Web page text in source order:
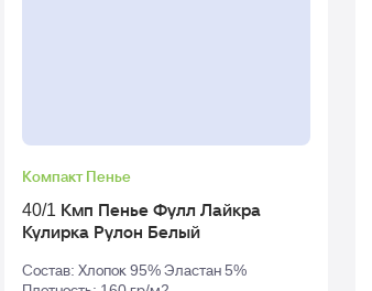
Компакт Пенье
40/1 Кмп Пенье Фулл Лайкра
Кулирка Рулон Белый
Состав: Хлопок 95% Эластан 5%